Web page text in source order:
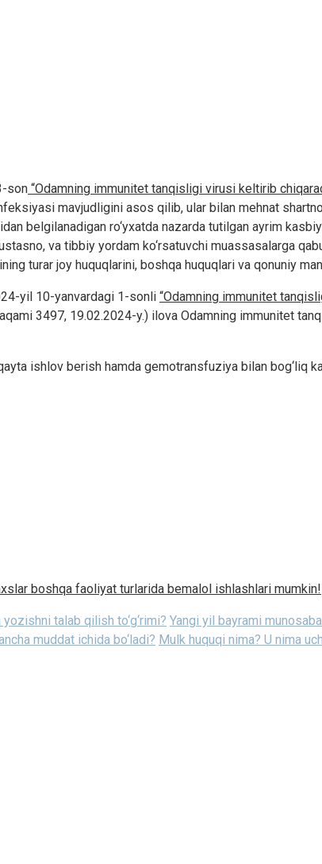
son “Odamning immunitet tanqisligi virusi keltirib
mavjudligini asos qilib, ular bilan mehnat
belgilanadigan ro‘yxatda nazarda tutilgan ayrim
va tibbiy yordam ko‘rsatuvchi muassasalarga
turar joy huquqlarini, boshqa huquqlari va qonuniy
yil 10-yanvardagi 1-sonli “Odamning immunitet
3497, 19.02.2024-y.) ilova Odamning immunitet
ishlov berish hamda gemotransfuziya bilan bog‘liq
boshqa faoliyat turlarida bemalol ishlashlari mumkin!
talab qilish to‘g‘rimi? Yangi yil bayrami
muddat ichida bo‘ladi? Mulk huquqi nima? U nima